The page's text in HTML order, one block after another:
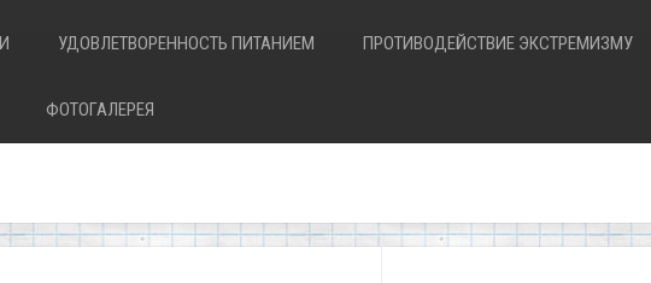
УДОВЛЕТВОРЕННОСТЬ ПИТАНИЕМ ПРОТИВОДЕЙСТВИЕ ЭКСТРЕМИЗМУ
ФОТОГАЛЕРЕЯ